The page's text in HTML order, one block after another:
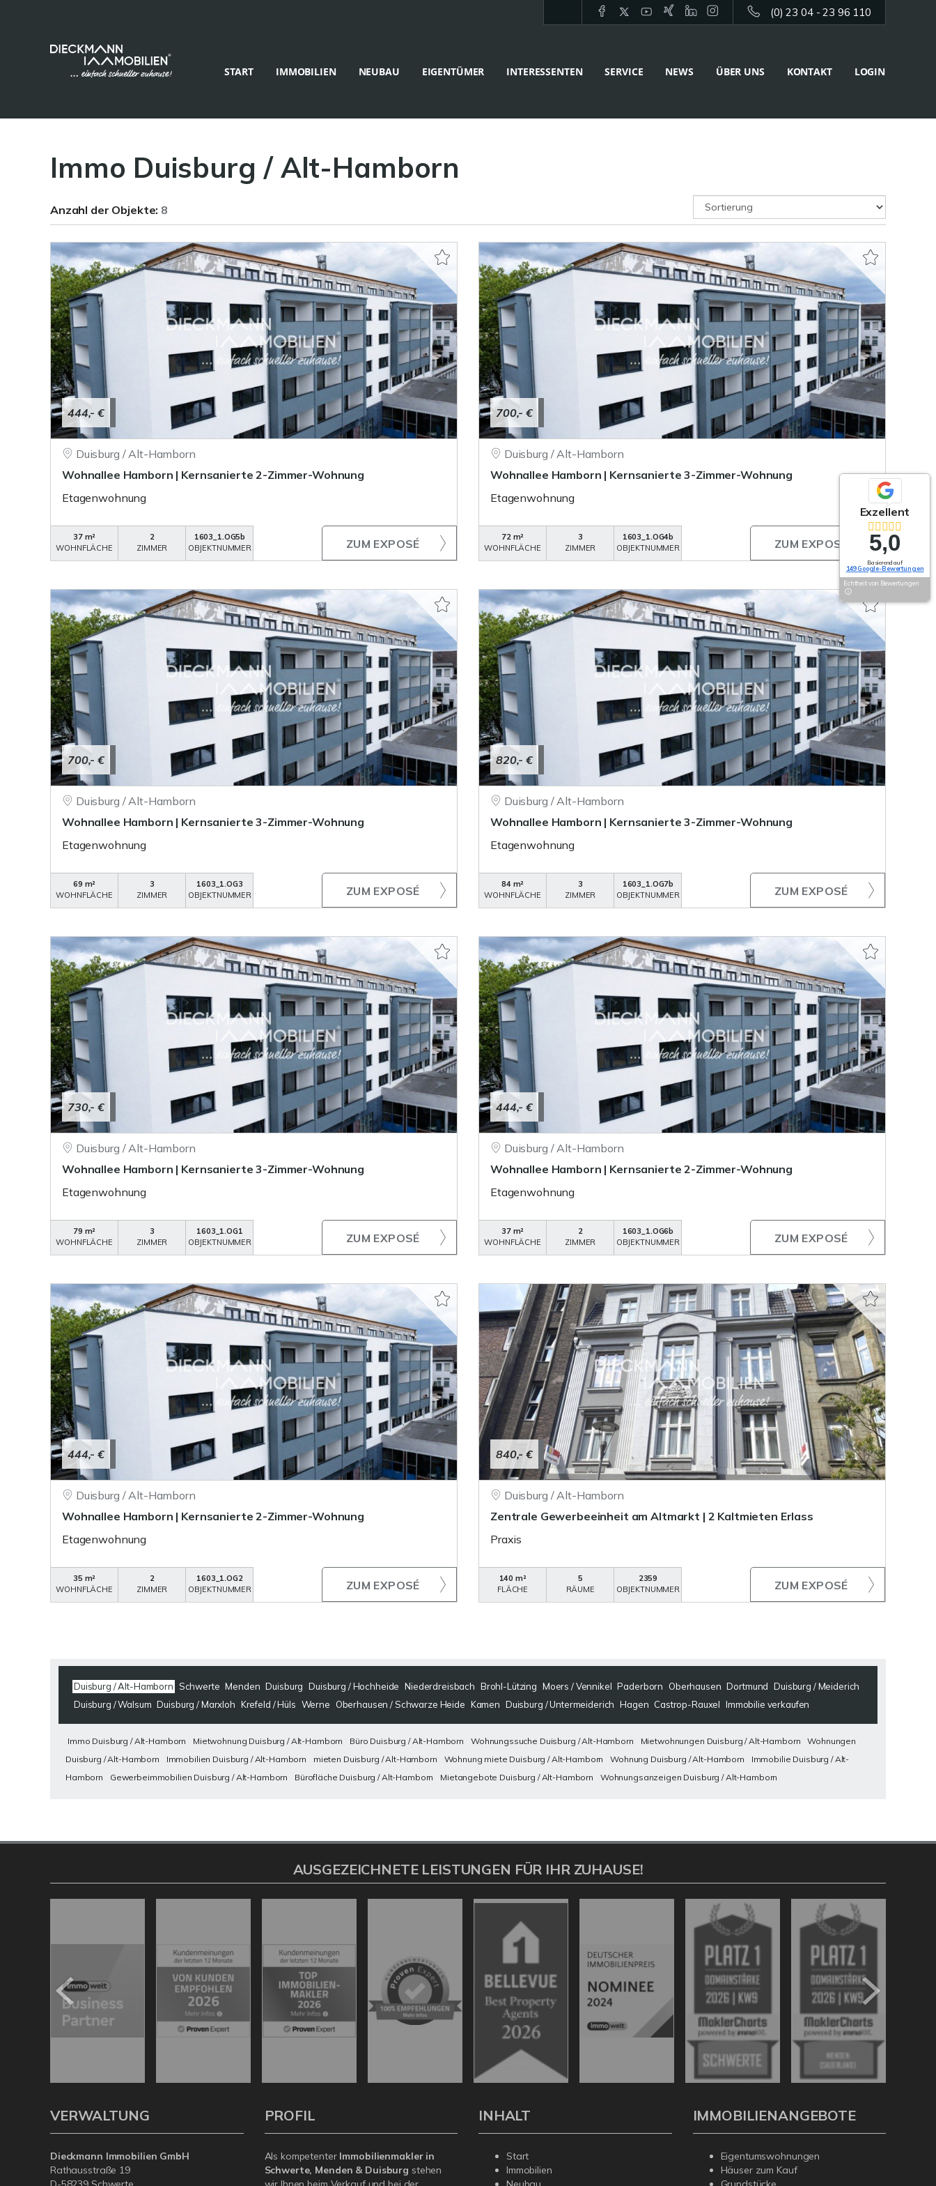
(0) 23 04 - 23 96 110
START IMMOBILIEN NEUBAU EIGENTÜMER INTERESSENTEN SERVICE NEWS ÜBER UNS KONTAKT LOGIN
Immo Duisburg / Alt-Hamborn
Anzahl der Objekte: 8
444,- €
Duisburg / Alt-Hamborn
Wohnallee Hamborn | Kernsanierte 2-Zimmer-Wohnung
Etagenwohnung
37 m²
WOHNFLÄCHE
2
ZIMMER
1603_1.OG5b
OBJEKTNUMMER
ZUM EXPOSÉ
700,- €
Duisburg / Alt-Hamborn
Wohnallee Hamborn | Kernsanierte 3-Zimmer-Wohnung
Etagenwohnung
72 m²
WOHNFLÄCHE
3
ZIMMER
1603_1.OG4b
OBJEKTNUMMER
ZUM EXPOSÉ
700,- €
Duisburg / Alt-Hamborn
Wohnallee Hamborn | Kernsanierte 3-Zimmer-Wohnung
Etagenwohnung
69 m²
WOHNFLÄCHE
3
ZIMMER
1603_1.OG3
OBJEKTNUMMER
ZUM EXPOSÉ
820,- €
Duisburg / Alt-Hamborn
Wohnallee Hamborn | Kernsanierte 3-Zimmer-Wohnung
Etagenwohnung
84 m²
WOHNFLÄCHE
3
ZIMMER
1603_1.OG7b
OBJEKTNUMMER
ZUM EXPOSÉ
730,- €
Duisburg / Alt-Hamborn
Wohnallee Hamborn | Kernsanierte 3-Zimmer-Wohnung
Etagenwohnung
79 m²
WOHNFLÄCHE
3
ZIMMER
1603_1.OG1
OBJEKTNUMMER
ZUM EXPOSÉ
444,- €
Duisburg / Alt-Hamborn
Wohnallee Hamborn | Kernsanierte 2-Zimmer-Wohnung
Etagenwohnung
37 m²
WOHNFLÄCHE
2
ZIMMER
1603_1.OG6b
OBJEKTNUMMER
ZUM EXPOSÉ
444,- €
Duisburg / Alt-Hamborn
Wohnallee Hamborn | Kernsanierte 2-Zimmer-Wohnung
Etagenwohnung
35 m²
WOHNFLÄCHE
2
ZIMMER
1603_1.OG2
OBJEKTNUMMER
ZUM EXPOSÉ
840,- €
Duisburg / Alt-Hamborn
Zentrale Gewerbeeinheit am Altmarkt | 2 Kaltmieten Erlass
Praxis
140 m²
FLÄCHE
5
RÄUME
2359
OBJEKTNUMMER
ZUM EXPOSÉ
Duisburg / Alt-Hamborn Schwerte Menden Duisburg Duisburg / Hochheide Niederdreisbach Brohl-Lützing Moers / Vennikel Paderborn Oberhausen Dortmund Duisburg / Meiderich
Duisburg / Walsum Duisburg / Marxloh Krefeld / Hüls Werne Oberhausen / Schwarze Heide Kamen Duisburg / Untermeiderich Hagen Castrop-Rauxel Immobilie verkaufen
Immo Duisburg / Alt-Hamborn Mietwohnung Duisburg / Alt-Hamborn Büro Duisburg / Alt-Hamborn Wohnungssuche Duisburg / Alt-Hamborn Mietwohnungen Duisburg / Alt-Hamborn
Wohnungen
Duisburg / Alt-Hamborn
Immobilien Duisburg / Alt-Hamborn mieten Duisburg / Alt-Hamborn Wohnung miete Duisburg / Alt-Hamborn Wohnung Duisburg / Alt-Hamborn
Immobilie Duisburg / Alt-
Hamborn
Gewerbeimmobilien Duisburg / Alt-Hamborn Bürofläche Duisburg / Alt-Hamborn Mietangebote Duisburg / Alt-Hamborn Wohnungsanzeigen Duisburg / Alt-Hamborn
Exzellent
5,0
Basierend auf
149 Google-Bewertungen
Echtheit von Bewertungen
AUSGEZEICHNETE LEISTUNGEN FÜR IHR ZUHAUSE!
VERWALTUNG
Dieckmann Immobilien GmbH
Rathausstraße 19
PROFIL
Als kompetenter Immobilienmakler in
Schwerte, Menden & Duisburg stehen
INHALT
Start
Immobilien
IMMOBILIENANGEBOTE
Eigentumswohnungen
Häuser zum Kauf